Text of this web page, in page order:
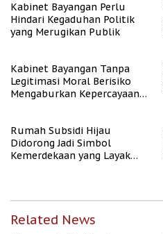
Kabinet Bayangan Perlu
Hindari Kegaduhan Politik
yang Merugikan Publik
Kabinet Bayangan Tanpa
Legitimasi Moral Berisiko
Mengaburkan Kepercayaan
Rumah Subsidi Hijau
Didorong Jadi Simbol
Kemerdekaan yang Layak
Related News